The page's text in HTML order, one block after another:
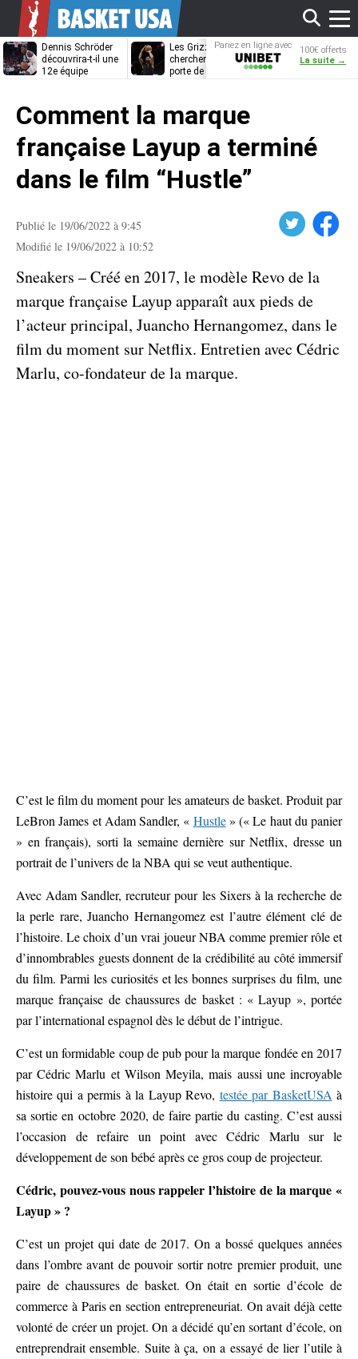
Dennis Schröder
découvrira-t-il une
12e équipe
Les Grizzlies
cherchent déjà une
porte de sortie
Dwane Casey
bientôt coach
Pariez en ligne avec
Unibet
100€ offerts
La suite →
Comment la marque
française Layup a terminé
dans le film “Hustle”
Publié le 19/06/2022 à 9:45
Modifié le 19/06/2022 à 10:52
Facebook
Sneakers – Créé en 2017, le modèle Revo de la
marque française Layup apparaît aux pieds de
l’acteur principal, Juancho Hernangomez, dans le
film du moment sur Netflix. Entretien avec Cédric
Marlu, co-fondateur de la marque.
C’est le film du moment pour les amateurs de basket. Produit par
LeBron James et Adam Sandler, « Hustle» (« Le haut du panier
» en français), sorti la semaine dernière sur Netflix, dresse un
portrait de l’univers de la NBA qui se veut authentique.
Avec Adam Sandler, recruteur pour les Sixers à la recherche de
la perle rare, Juancho Hernangomez est l’autre élément clé de
l’histoire. Le choix d’un vrai joueur NBA comme premier rôle et
d’innombrables guests donnent de la crédibilité au côté immersif
du film. Parmi les curiosités et les bonnes surprises du film, une
marque française de chaussures de basket : « Layup », portée
par l’international espagnol dès le début de l’intrigue.
C’est un formidable coup de pub pour la marque fondée en 2017
par Cédric Marlu et Wilson Meyila, mais aussi une incroyable
histoire qui a permis à la Layup Revo, testée par BasketUSA à
sa sortie en octobre 2020, de faire partie du casting. C’est aussi
l’occasion de refaire un point avec Cédric Marlu sur le
développement de son bébé après ce gros coup de projecteur.
Cédric, pouvez-vous nous rappeler l’histoire de la marque «
Layup » ?
C’est un projet qui date de 2017. On a bossé quelques années
dans l’ombre avant de pouvoir sortir notre premier produit, une
paire de chaussures de basket. On était en sortie d’école de
commerce à Paris en section entrepreneuriat. On avait déjà cette
volonté de créer un projet. On a décidé qu’en sortant d’école, on
entreprendrait ensemble. Suite à ça, on a essayé de lier l’utile à